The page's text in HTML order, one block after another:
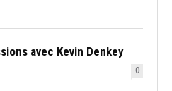
avec Kevin Denkey
0